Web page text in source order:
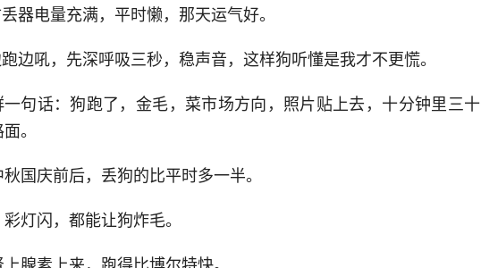
器电量充满，平时懒，那天运气好。
边吼，先深呼吸三秒，稳声音，这样狗听懂是我才不更慌。
句话：狗跑了，金毛，菜市场方向，照片贴上去，十分钟里三十
。
国庆前后，丢狗的比平时多一半。
灯闪，都能让狗炸毛。